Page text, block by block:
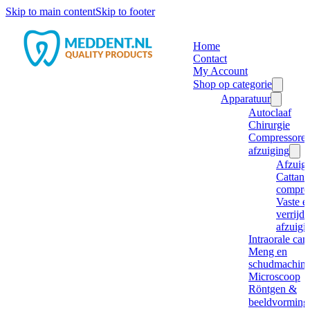
Skip to main contentSkip to footer
Home
Contact
My Account
Shop op categorie
Apparatuur
Autoclaaf
Chirurgie
afzuiging
Cattani
Vaste
Intraorale
Meng en
Microscoop
Röntgen &
beeldvorming